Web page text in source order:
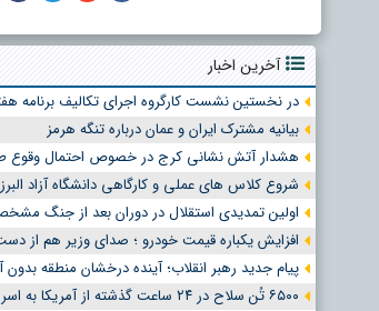
آخرین اخبار
در نخستین نشست کارگروه اجرای تکالیف برنامه
بیانیه مشترک ایران و عمان درباره تنگه هرمز
هشدار آتش نشانی کرج در خصوص احتمال وقوع
شروع کلاس های عملی و کارگاهی دانشگاه آزاد
اولین تمدیدی استقلال در دوران بعد از جنگ
افزایش یکباره قیمت خودرو ؛ صدای وزیر هم از
پیام جدید رهبر انقلاب؛ آینده درخشان منطقه بدون
۶۵۰۰ تُن سلاح در ۲۴ ساعت گذشته از آمریکا به اسرائیل ارس